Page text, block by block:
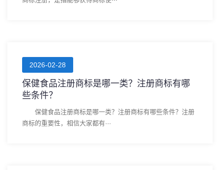
2026-02-28
保健食品注册商标是哪一类？注册商标有哪
些条件？
保健食品注册商标是哪一类？注册商标有哪些条件？注册
商标的重要性，相信大家都有···